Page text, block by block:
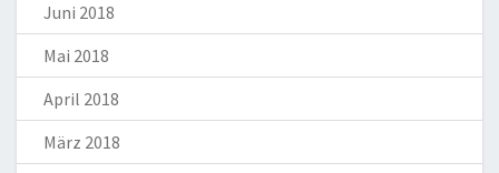
Juni 2018
Mai 2018
April 2018
März 2018